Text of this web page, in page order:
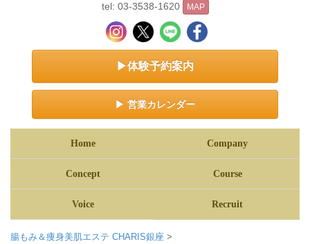
tel: 03-3538-1620 MAP
▶体験予約案内
▶ 営業カレンダー
Home Company
Concept Course
Voice Recruit
腸もみ＆痩身美肌エステ CHARIS銀座 >